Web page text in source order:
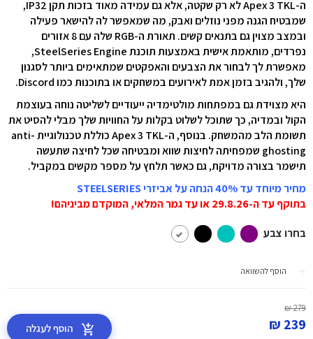
ה-Apex 3 TKL לא רק שקטה, אלא גם עמידה מאוד בזכות תקן IP32,
שמבטיח הגנה מפני נוזלים ואבק, מה שמאפשר לה להישאר פעילה
ובמצב מצוין גם בתנאים קשים. תאורת ה-RGB שלה עם 8 אזורים
נפרדים, מותאמת אישית באמצעות תוכנת SteelSeries Engine,
מאפשרת לך לבחור את הצבעים והאפקטים שמתאימים ביותר לסגנון
שלך, ולהגיב בזמן אמת לאירועים במשחקים או בתוכנות כמו Discord.
היא מצוידת גם במפתחות מולטימדיה ייעודיים לשליטה נוחה בעוצמת
הקול ובמדיה, כך שתוכל לשלוט בקלות על החוויות שלך מבלי להסיט את
תשומת הלב מהמשחק. בנוסף, ה-Apex 3 TKL כוללת טכנולוגיית anti-
ghosting שמפחיתה לחיצות שווא ומבטיחה שכל לחיצה שתעשה
תישמר בצורה מדויקת, גם כאשר תלחץ על מספר מקשים במקביל.
מחיר מיוחד עד 40% הנחה על אביזרי STEELSERIES
בתוקף עד ה-29.8.26 או עד גמר המלאי, המוקדם מביניהם!
בחרו צבע
הוסף להשוואה
279 ₪
239 ₪ הוסף לעגלה